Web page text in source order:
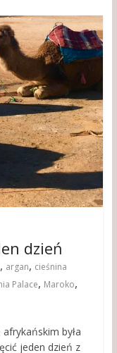
dzień
, argan, cieśnina
Palace, Maroko,
była
jeden dzień z